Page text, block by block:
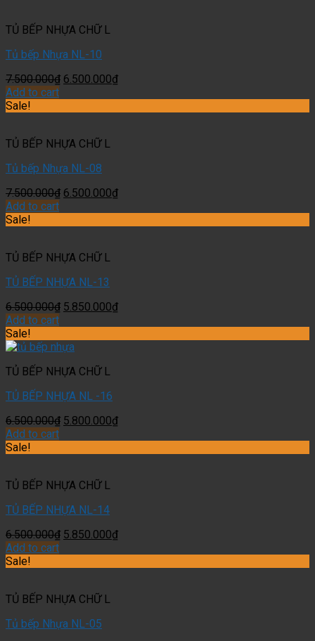
TỦ BẾP NHỰA CHỮ L
Tủ bếp Nhựa NL-10
7.500.000₫ 6.500.000₫
Add to cart
Sale!
TỦ BẾP NHỰA CHỮ L
Tủ bếp Nhựa NL-08
7.500.000₫ 6.500.000₫
Add to cart
Sale!
TỦ BẾP NHỰA CHỮ L
TỦ BẾP NHỰA NL-13
6.500.000₫ 5.850.000₫
Add to cart
Sale!
TỦ BẾP NHỰA CHỮ L
TỦ BẾP NHỰA NL -16
6.500.000₫ 5.800.000₫
Add to cart
Sale!
TỦ BẾP NHỰA CHỮ L
TỦ BẾP NHỰA NL-14
6.500.000₫ 5.850.000₫
Add to cart
Sale!
TỦ BẾP NHỰA CHỮ L
Tủ bếp Nhựa NL-05